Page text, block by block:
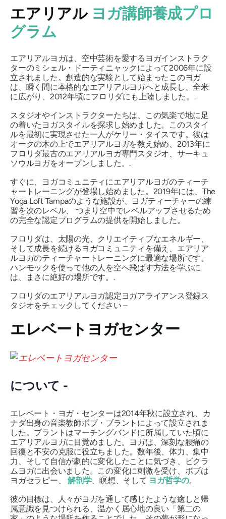
エアリアル ヨガ講師養成プロ
グラム
エアリアルヨガは、空中芸術を愛するヨガインストラク
ターのミシェル・ドーティニャックによって2006年に設
立されました。創造的な実験として始まったこのヨガ
は、瞬く間に本格的なエアリアルヨガへと成長し、全米
に広がり、2012年頃にフロリダにも上陸しました。.
スタジオやインストラクターたちは、この気楽で地に足
の着いたヨガスタイルを探求し始めました。このスタイ
ルを最初に実現させた一人がケリー・タイスです。彼は
オークの木の上でエアリアルヨガを教え始め、2013年に
フロリダ最古のエアリアルヨガ専門スタジオ、サーキュ
ソウルヨガをオープンしました。.
すぐに、ヨガコミュニティにエアリアルヨガのティーチ
ャートレーニングが登場し始めました。2019年には、The
Yoga Loft Tampaのような施設が、ヨガティーチャーの練
習を次のレベル、 つまり空中でレベルアップさせるため
の完全な認定プログラムの提供を開始しました。
フロリダは、太陽の光、クリエイティブなエネルギー、
そして成長を続けるヨガコミュニティを備え、エアリア
ルヨガのティーチャートレーニングに最適な場所です。
ハンモックを使って他の人を空へ飛ばす方法を学ぶに
は、まさに絶好の場所です。.
フロリダのエアリアルヨガ認定ヨガアライアンス登録ス
タジオをチェックしてください –
エレベートヨガセンター
について -
エレベート・ヨガ・センターは2014年秋に設立され、カ
ナダ出身の音楽教師ボブ・ブラントによって設立されま
した。ブラントはマーチングバンドに所属していた頃に
エアリアルヨガに目覚めました。ヨガは、深刻な腰痛の
回復と不安の克服に役立ちました。数年後、体力、集中
力、そして自信が劇的に変化したことに気づき、ビクラ
ムヨガに出会いました。この変化に刺激を受け、ボブは
ヨガセラピー、解剖学、瞑想、そして ヨガ哲学の。
彼の目標は、人々がヨガを通して感じたような癒しと帰
属意識を見つけられる、温かく 居心地の良い「第二の